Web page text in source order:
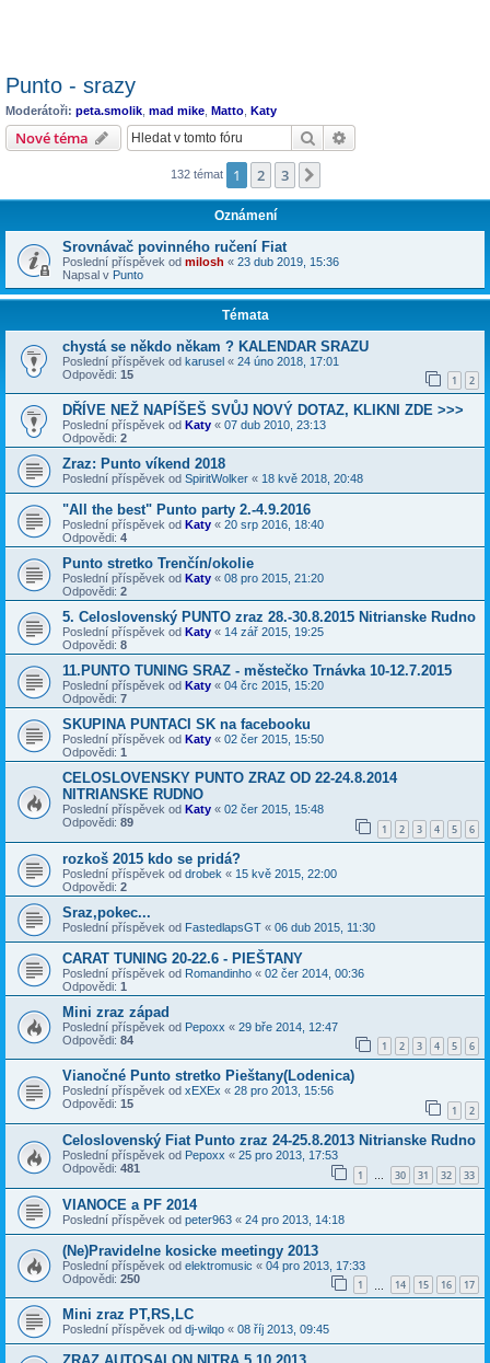
Punto - srazy
Moderátoři: peta.smolik mad mike Matto Katy
Nové téma Hledat
132 témat 1 2 3
Oznámení
Srovnávač povinného ručení Fiat
Poslední příspěvek od milosh « 23 dub 2019, 15:36
Napsal v Punto
Témata
chystá se někdo někam ? KALENDAR SRAZU
Poslední příspěvek od karusel « 24 úno 2018, 17:01
Odpovědi: 15 1 2
DŘÍVE NEŽ NAPÍŠEŠ SVŮJ NOVÝ DOTAZ, KLIKNI ZDE >>>
Poslední příspěvek od Katy « 07 dub 2010, 23:13
Odpovědi: 2
Zraz: Punto víkend 2018
Poslední příspěvek od SpiritWolker « 18 kvě 2018, 20:48
"All the best" Punto party 2.-4.9.2016
Poslední příspěvek od Katy « 20 srp 2016, 18:40
Odpovědi: 4
Punto stretko Trenčín/okolie
Poslední příspěvek od Katy « 08 pro 2015, 21:20
Odpovědi: 2
5. Celoslovenský PUNTO zraz 28.-30.8.2015 Nitrianske Rudno
Poslední příspěvek od Katy « 14 zář 2015, 19:25
Odpovědi: 8
11.PUNTO TUNING SRAZ - městečko Trnávka 10-12.7.2015
Poslední příspěvek od Katy « 04 črc 2015, 15:20
Odpovědi: 7
SKUPINA PUNTACI SK na facebooku
Poslední příspěvek od Katy « 02 čer 2015, 15:50
Odpovědi: 1
CELOSLOVENSKY PUNTO ZRAZ OD 22-24.8.2014
NITRIANSKE RUDNO
Poslední příspěvek od Katy « 02 čer 2015, 15:48
Odpovědi: 89 1 2 3 4 5 6
rozkoš 2015 kdo se pridá?
Poslední příspěvek od drobek « 15 kvě 2015, 22:00
Odpovědi: 2
Sraz,pokec...
Poslední příspěvek od FastedlapsGT « 06 dub 2015, 11:30
CARAT TUNING 20-22.6 - PIEŠTANY
Poslední příspěvek od Romandinho « 02 čer 2014, 00:36
Odpovědi: 1
Mini zraz západ
Poslední příspěvek od Pepoxx « 29 bře 2014, 12:47
Odpovědi: 84 1 2 3 4 5 6
Vianočné Punto stretko Pieštany(Lodenica)
Poslední příspěvek od xEXEx « 28 pro 2013, 15:56
Odpovědi: 15 1 2
Celoslovenský Fiat Punto zraz 24-25.8.2013 Nitrianske Rudno
Poslední příspěvek od Pepoxx « 25 pro 2013, 17:53
Odpovědi: 481 1 … 30 31 32 33
VIANOCE a PF 2014
Poslední příspěvek od peter963 « 24 pro 2013, 14:18
(Ne)Pravidelne kosicke meetingy 2013
Poslední příspěvek od elektromusic « 04 pro 2013, 17:33
Odpovědi: 250 1 14 15 16 17
Mini zraz PT,RS,LC
Poslední příspěvek od dj-wilqo « 08 říj 2013, 09:45